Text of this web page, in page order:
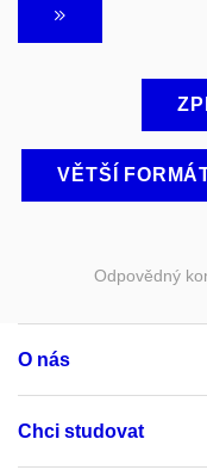
VĚTŠÍ
Odpovědný
O nás
Chci studovat